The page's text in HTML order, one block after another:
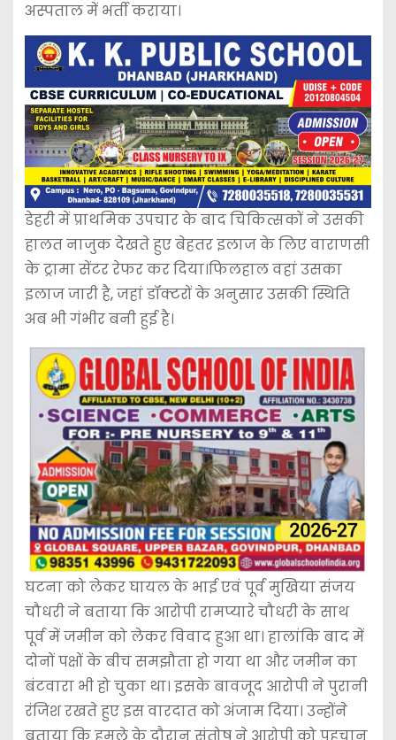
अस्पताल में भर्ती कराया।
डेहरी में प्राथमिक उपचार के बाद चिकित्सकों ने उसकी
हालत नाजुक देखते हुए बेहतर इलाज के लिए वाराणसी
के ट्रामा सेंटर रेफर कर दिया।फिलहाल वहां उसका
इलाज जारी है, जहां डॉक्टरों के अनुसार उसकी स्थिति
अब भी गंभीर बनी हुई है।
घटना को लेकर घायल के भाई एवं पूर्व मुखिया संजय
चौधरी ने बताया कि आरोपी रामप्यारे चौधरी के साथ
पूर्व में जमीन को लेकर विवाद हुआ था। हालांकि बाद में
दोनों पक्षों के बीच समझौता हो गया था और जमीन का
बंटवारा भी हो चुका था। इसके बावजूद आरोपी ने पुरानी
रंजिश रखते हुए इस वारदात को अंजाम दिया। उन्होंने
बताया कि हमले के दौरान संतोष ने आरोपी को पहचान